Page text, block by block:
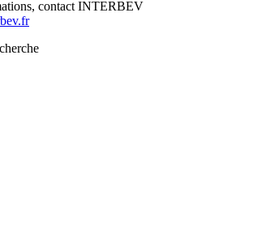
contact INTERBEV